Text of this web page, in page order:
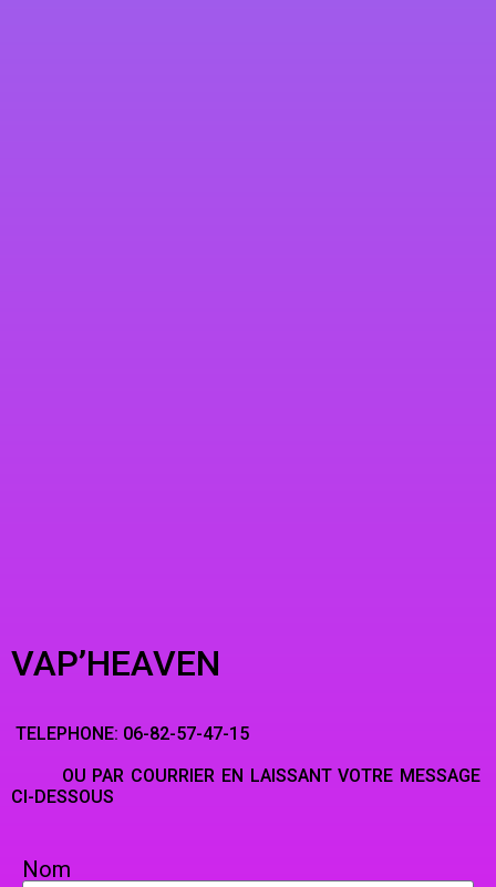
VAP’HEAVEN
TELEPHONE: 06-82-57-47-15
OU PAR COURRIER EN LAISSANT VOTRE MESSAGE
CI-DESSOUS
Nom